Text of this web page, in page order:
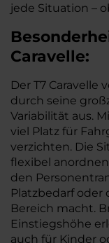
jede Situation –
Caravelle:
Der T7 Caravelle
durch seine
Variabilität aus.
viel Platz für
verzichten. Die
flexibel
den
Platzbedarf oder
Bereich macht.
Einstiegshöhe
auch für Kinder